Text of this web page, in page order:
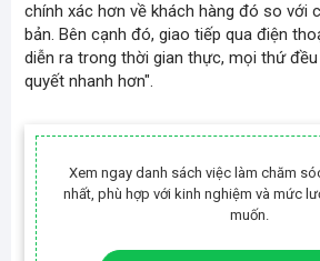
chính xác hơn về khách hàng đó so với
bản. Bên cạnh đó, giao tiếp qua điện
diễn ra trong thời gian thực, mọi thứ
quyết nhanh hơn".
Xem ngay danh sách việc làm chăm
nhất, phù hợp với kinh nghiệm và mức
muốn.